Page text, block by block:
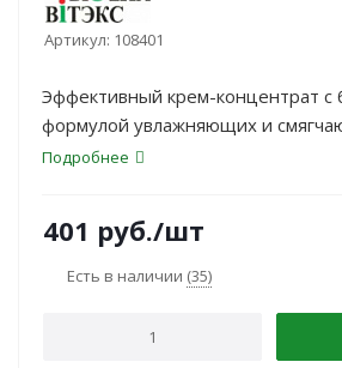
Артикул: 108401
Эффективный крем-концентрат с
формулой увлажняющих и
ингредиентов, предназначен для
Подробнее
401 руб./шт
Есть в наличии (35)